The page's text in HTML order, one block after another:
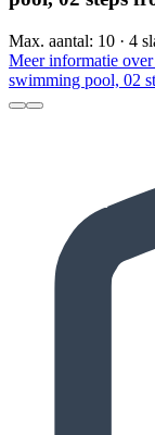
Max. aantal: 10 · 4
Meer informatie
swimming pool, 02